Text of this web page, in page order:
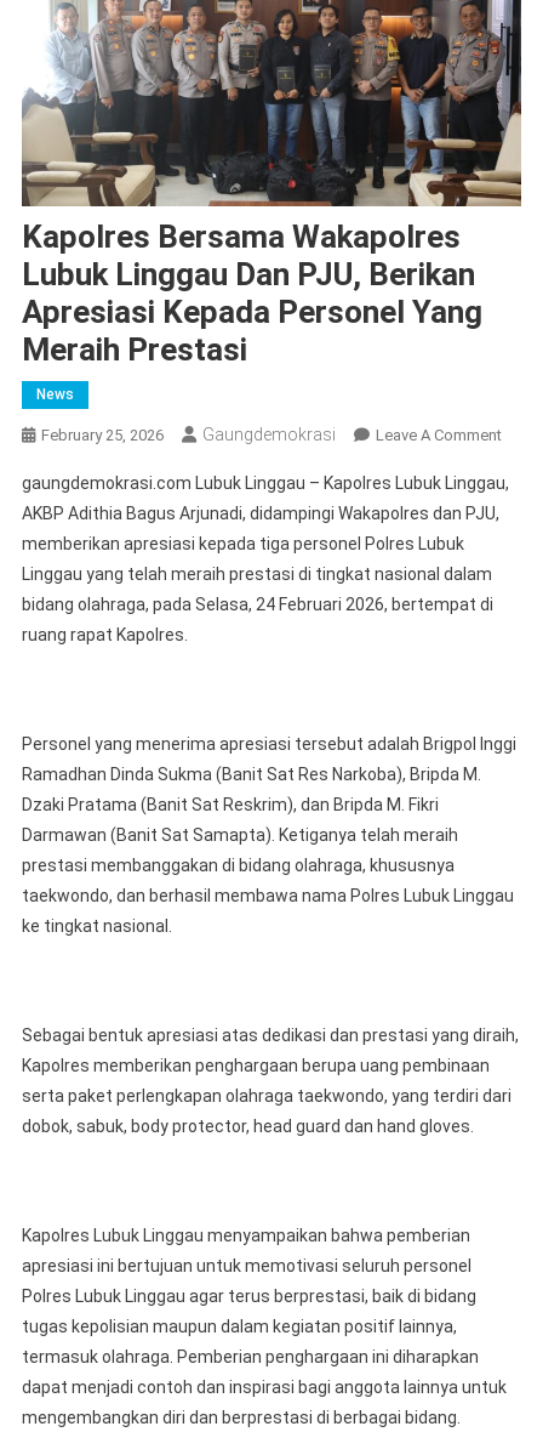
Kapolres Bersama Wakapolres
Lubuk Linggau Dan PJU, Berikan
Apresiasi Kepada Personel Yang
Meraih Prestasi
News
February 25, 2026 Gaungdemokrasi Leave A CommentOn
gaungdemokrasi.com Lubuk Linggau – Kapolres Lubuk Linggau,
AKBP Adithia Bagus Arjunadi, didampingi Wakapolres dan PJU,
memberikan apresiasi kepada tiga personel Polres Lubuk
Linggau yang telah meraih prestasi di tingkat nasional dalam
bidang olahraga, pada Selasa, 24 Februari 2026, bertempat di
ruang rapat Kapolres.
Personel yang menerima apresiasi tersebut adalah Brigpol Inggi
Ramadhan Dinda Sukma (Banit Sat Res Narkoba), Bripda M.
Dzaki Pratama (Banit Sat Reskrim), dan Bripda M. Fikri
Darmawan (Banit Sat Samapta). Ketiganya telah meraih
prestasi membanggakan di bidang olahraga, khususnya
taekwondo, dan berhasil membawa nama Polres Lubuk Linggau
ke tingkat nasional.
Sebagai bentuk apresiasi atas dedikasi dan prestasi yang diraih,
Kapolres memberikan penghargaan berupa uang pembinaan
serta paket perlengkapan olahraga taekwondo, yang terdiri dari
dobok, sabuk, body protector, head guard dan hand gloves.
Kapolres Lubuk Linggau menyampaikan bahwa pemberian
apresiasi ini bertujuan untuk memotivasi seluruh personel
Polres Lubuk Linggau agar terus berprestasi, baik di bidang
tugas kepolisian maupun dalam kegiatan positif lainnya,
termasuk olahraga. Pemberian penghargaan ini diharapkan
dapat menjadi contoh dan inspirasi bagi anggota lainnya untuk
mengembangkan diri dan berprestasi di berbagai bidang.